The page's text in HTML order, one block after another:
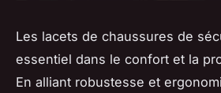
Les lacets de chaussures de
essentiel dans le confort et la
En alliant robustesse et